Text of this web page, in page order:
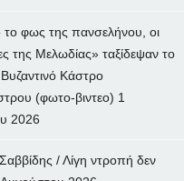
φως της πανσελήνου, οι
της Μελωδίας» ταξίδεψαν το
Κάστρο
(φωτο-βιντεο) 1
2026
/ Λίγη ντροπή δεν